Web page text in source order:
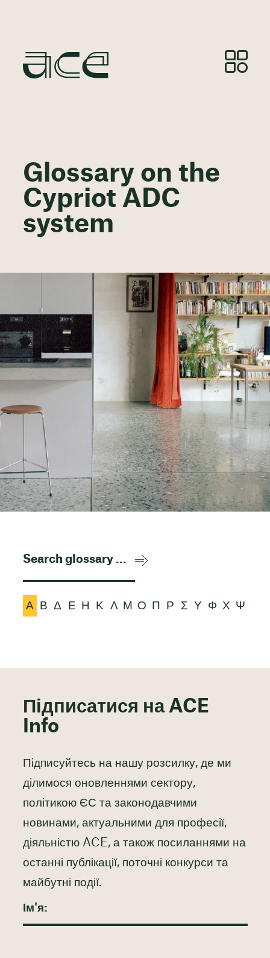
Glossary on the
Cypriot ADC
system
Α Β Δ Ε Η Κ Λ Μ Ο Π Ρ Σ Υ Φ Χ Ψ
Підписатися на ACE
Info
Підписуйтесь на нашу розсилку, де ми
ділимося оновленнями сектору,
політикою ЄС та законодавчими
новинами, актуальними для професії,
діяльністю ACE, а також посиланнями на
останні публікації, поточні конкурси та
майбутні події.